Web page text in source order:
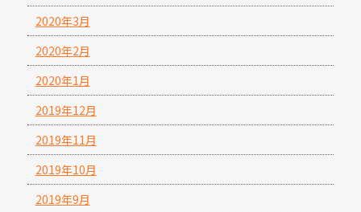
2020年3月
2020年2月
2020年1月
2019年12月
2019年11月
2019年10月
2019年9月